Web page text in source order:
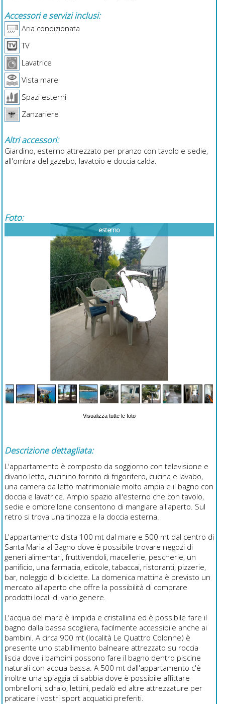
Accessori e servizi inclusi:
Aria condizionata
TV
Lavatrice
Vista mare
Spazi esterni
Zanzariere
Altri accessori:
Giardino, esterno attrezzato per pranzo con tavolo e sedie,
all'ombra del gazebo; lavatoio e doccia calda.
Foto:
esterno
Visualizza tutte le foto
Descrizione dettagliata:
L'appartamento è composto da soggiorno con televisione e
divano letto, cucinino fornito di frigorifero, cucina e lavabo,
una camera da letto matrimoniale molto ampia e il bagno con
doccia e lavatrice. Ampio spazio all'esterno che con tavolo,
sedie e ombrellone consentono di mangiare all'aperto. Sul
retro si trova una tinozza e la doccia esterna.
L'appartamento dista 100 mt dal mare e 500 mt dal centro di
Santa Maria al Bagno dove è possibile trovare negozi di
generi alimentari, fruttivendoli, macellerie, pescherie, un
panificio, una farmacia, edicole, tabaccai, ristoranti, pizzerie,
bar, noleggio di biciclette. La domenica mattina è previsto un
mercato all'aperto che offre la possibilità di comprare
prodotti locali di vario genere.
L'acqua del mare è limpida e cristallina ed è possibile fare il
bagno dalla bassa scogliera, facilmente accessibile anche ai
bambini. A circa 900 mt (località Le Quattro Colonne) è
presente uno stabilimento balneare attrezzato su roccia
liscia dove i bambini possono fare il bagno dentro piscine
naturali con acqua bassa. A 500 mt dall'appartamento c'è
inoltre una spiaggia di sabbia dove è possibile affittare
ombrelloni, sdraio, lettini, pedalò ed altre attrezzature per
praticare i vostri sport acquatici preferiti.